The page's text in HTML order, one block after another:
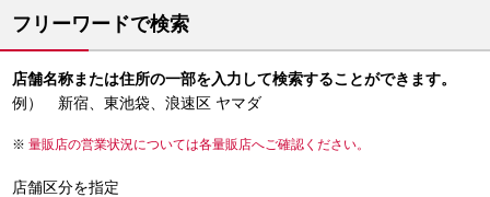
フリーワードで検索
店舗名称または住所の一部を入力して検索することができます。
例） 新宿、東池袋、浪速区 ヤマダ
量販店の営業状況については各量販店へご確認ください。
店舗区分を指定